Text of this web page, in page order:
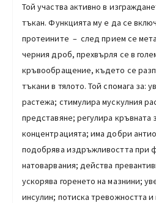
Той участва активно в
тъкан. Функцията му е да се
протеините – след прием се
черния дроб, прехвърля се в
кръвообращение, където се
тъкани в тялото. Той спомага за:
растежа; стимулира мускулния
представяне; регулира кръвната
концентрацията; има добри
подобрява издръжливостта при
натоварвания; действа
ускорява горенето на мазнини;
инсулин; потиска тревожността